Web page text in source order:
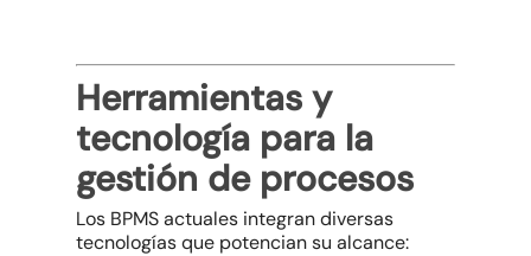
Herramientas y
tecnología para la
gestión de procesos
Los BPMS actuales integran diversas
tecnologías que potencian su alcance: